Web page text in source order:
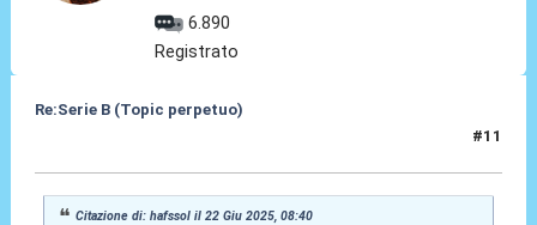
6.890
Registrato
Re:Serie B (Topic perpetuo)
#11
Citazione di: hafssol il 22 Giu 2025, 08:40